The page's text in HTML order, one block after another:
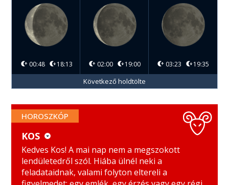
00:48 18:13 02:00 19:00 03:23 19:35
Következő holdtölte
HOROSZKÓP
KOS
BIKA SKORPIÓ
KOS
Kedves Kos! A mai nap nem a megszokott
lendületedről szól. Hiába ülnél neki a
feladataidnak, valami folyton eltereli a